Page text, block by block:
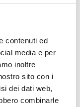
contenuti ed
media e per
inoltre
sito con i
dei dati web,
combinarle